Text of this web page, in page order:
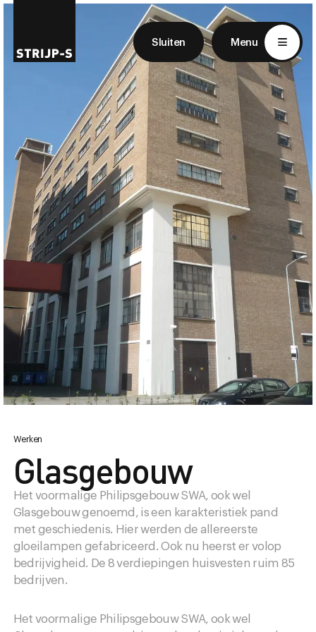
Menu
EN NL
Historie
Actueel
Parkeren
Informatie
Bereikbaarheid
Sluiten
Werken
Glasgebouw
Het voormalige Philipsgebouw SWA, ook wel
Glasgebouw genoemd, is een karakteristiek pand
met geschiedenis. Hier werden de allereerste
gloeilampen gefabriceerd. Ook nu heerst er volop
bedrijvigheid. De 8 verdiepingen huisvesten ruim 85
bedrijven.
Het voormalige Philipsgebouw SWA, ook wel